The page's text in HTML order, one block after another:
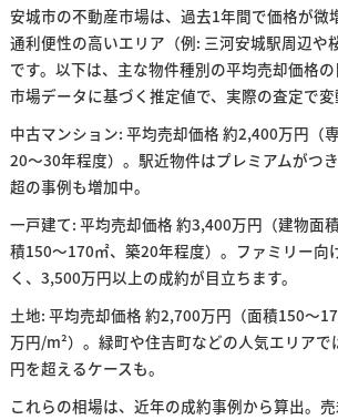
安城市の不動産市場は、過去1年間で価格が微
通利便性の高いエリア（例: 三河安城駅周辺や
です。以下は、主な物件種別の平均売却価格
市場データに基づく推定値で、実際の査定で変
中古マンション: 平均売却価格 約2,400万円（
20〜30年程度）。駅近物件はプレミアムがつ
超の事例も増加中。
一戸建て: 平均売却価格 約3,400万円（建物面
積150〜170㎡、築20年程度）。ファミリー向
く、3,500万円以上の成約が目立ちます。
土地: 平均売却価格 約2,700万円（面積150〜
万円/m²）。緑町や住吉町などの人気エリアで
円を超えるケースも。
これらの相場は、近年の成約事例から算出。